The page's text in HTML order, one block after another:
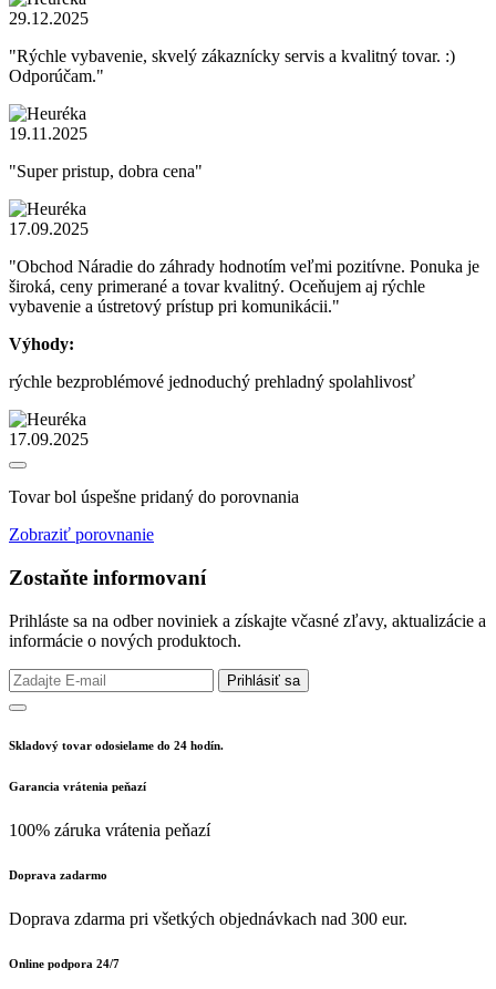
29.12.2025
"Rýchle vybavenie, skvelý zákaznícky servis a kvalitný tovar. :)
Odporúčam."
19.11.2025
"Super pristup, dobra cena"
17.09.2025
"Obchod Náradie do záhrady hodnotím veľmi pozitívne. Ponuka je
široká, ceny primerané a tovar kvalitný. Oceňujem aj rýchle
vybavenie a ústretový prístup pri komunikácii."
Výhody:
rýchle bezproblémové jednoduchý prehladný spolahlivosť
17.09.2025
Tovar bol úspešne pridaný do porovnania
Zobraziť porovnanie
Zostaňte informovaní
Prihláste sa na odber noviniek a získajte včasné zľavy, aktualizácie a
informácie o nových produktoch.
Prihlásiť sa
Skladový tovar odosielame do 24 hodín.
Garancia vrátenia peňazí
100% záruka vrátenia peňazí
Doprava zadarmo
Doprava zdarma pri všetkých objednávkach nad 300 eur.
Online podpora 24/7